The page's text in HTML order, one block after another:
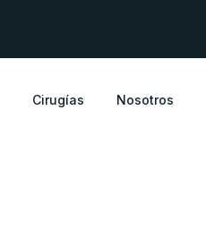
Cirugías Nosotros